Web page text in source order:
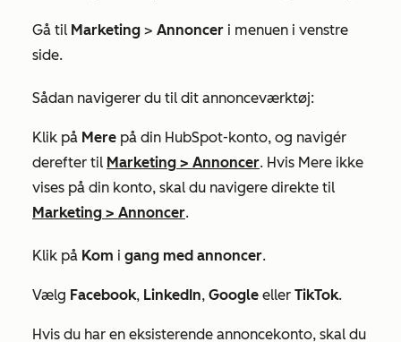
Gå til Marketing > Annoncer i menuen i venstre
side.
Sådan navigerer du til dit annonceværktøj:
Klik på Mere på din HubSpot-konto, og navigér
derefter til Marketing > Annoncer. Hvis Mere ikke
vises på din konto, skal du navigere direkte til
Marketing > Annoncer.
Klik på Kom i gang med annoncer.
Vælg Facebook, LinkedIn, Google eller TikTok.
Hvis du har en eksisterende annoncekonto, skal du